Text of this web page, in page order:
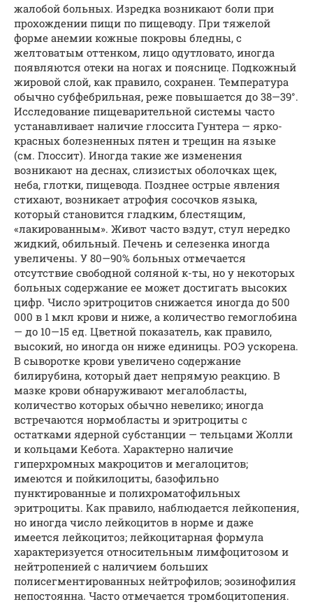
жалобой больных. Изредка возникают боли при
прохождении пищи по пищеводу. При тяжелой
форме анемии кожные покровы бледны, с
желтоватым оттенком, лицо одутловато, иногда
появляются отеки на ногах и пояснице. Подкожный
жировой слой, как правило, сохранен. Температура
обычно субфебрильная, реже повышается до 38—39°.
Исследование пищеварительной системы часто
устанавливает наличие глоссита Гунтера — ярко-
красных болезненных пятен и трещин на языке
(см. Глоссит). Иногда такие же изменения
возникают на деснах, слизистых оболочках щек,
неба, глотки, пищевода. Позднее острые явления
стихают, возникает атрофия сосочков языка,
который становится гладким, блестящим,
«лакированным». Живот часто вздут, стул нередко
жидкий, обильный. Печень и селезенка иногда
увеличены. У 80—90% больных отмечается
отсутствие свободной соляной к-ты, но у некоторых
больных содержание ее может достигать высоких
цифр. Число эритроцитов снижается иногда до 500
000 в 1 мкл крови и ниже, а количество гемоглобина
— до 10—15 ед. Цветной показатель, как правило,
высокий, но иногда он ниже единицы. РОЭ ускорена.
В сыворотке крови увеличено содержание
билирубина, который дает непрямую реакцию. В
мазке крови обнаруживают мегалобласты,
количество которых обычно невелико; иногда
встречаются нормобласты и эритроциты с
остатками ядерной субстанции — тельцами Жолли
и кольцами Кебота. Характерно наличие
гиперхромных макроцитов и мегалоцитов;
имеются и пойкилоциты, базофильно
пунктированные и полихроматофильных
эритроциты. Как правило, наблюдается лейкопения,
но иногда число лейкоцитов в норме и даже
имеется лейкоцитоз; лейкоцитарная формула
характеризуется относительным лимфоцитозом и
нейтропенией с наличием больших
полисегментированных нейтрофилов; эозинофилия
непостоянна. Часто отмечается тромбоцитопения.